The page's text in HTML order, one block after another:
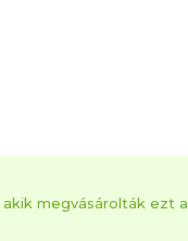
megvásárolták ezt a